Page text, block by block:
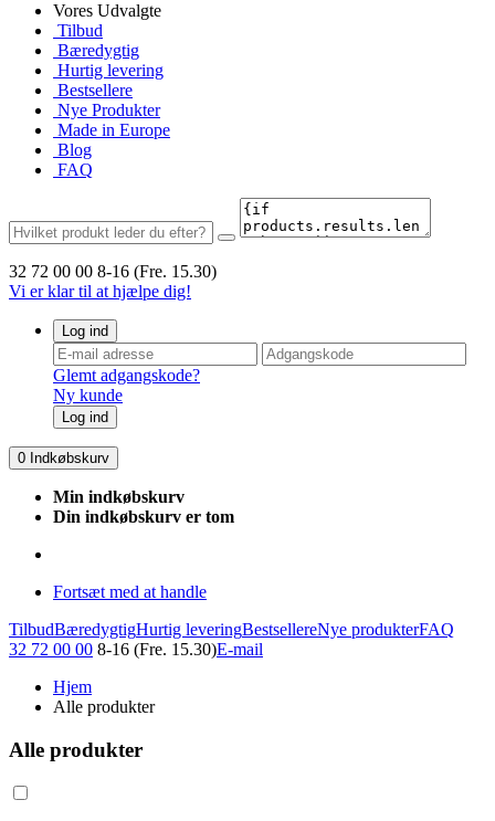
Vores Udvalgte
Tilbud
Bæredygtig
Hurtig levering
Bestsellere
Nye Produkter
Made in Europe
Blog
FAQ
32 72 00 00 8-16 (Fre. 15.30)
Vi er klar til at hjælpe dig!
Log ind
Glemt adgangskode?
Ny kunde
Log ind
0 Indkøbskurv
Min indkøbskurv
Din indkøbskurv er tom
Fortsæt med at handle
TilbudBæredygtigHurtig leveringBestsellereNye produkterFAQ
32 72 00 00 8-16 (Fre. 15.30)E-mail
Hjem
Alle produkter
Alle produkter